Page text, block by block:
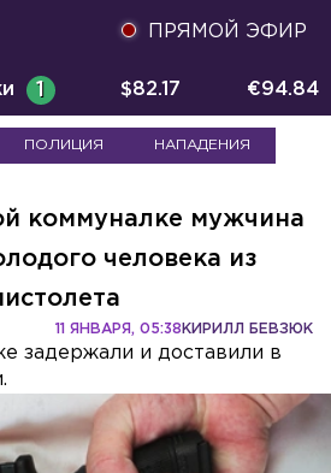
ПРЯМОЙ ЭФИР
1 $82.17 €94.84
ПОЛИЦИЯ НАПАДЕНИЯ
коммуналке мужчина
человека из
КИРИЛЛ БЕВЗЮК
11 ЯНВАРЯ, 05:38
задержали и доставили в